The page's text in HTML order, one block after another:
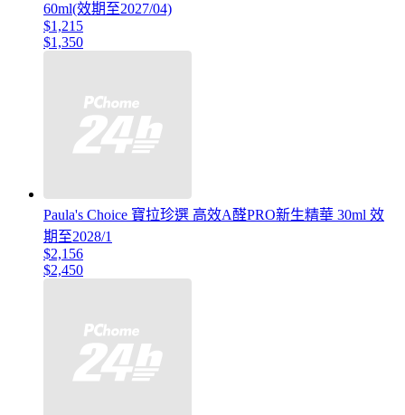
60ml(效期至2027/04)
$1,215
$1,350
Paula's Choice 寶拉珍選 高效A醛PRO新生精華 30ml 效
期至2028/1
$2,156
$2,450